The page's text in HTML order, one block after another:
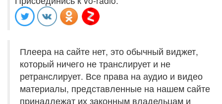
Плеера на сайте нет, это обычный виджет,
который ничего не транслирует и не
ретранслирует. Все права на аудио и видео
материалы, представленные на нашем сайте
принадлежат их законным владельцам и